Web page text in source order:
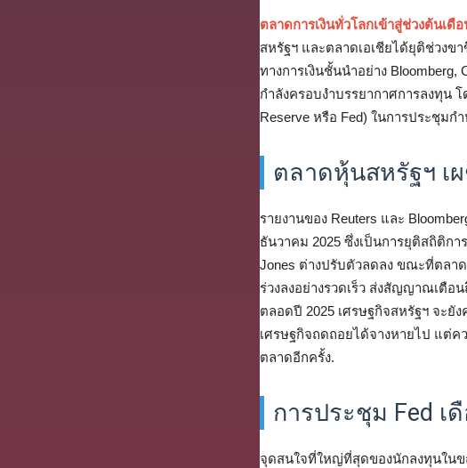
ตลาดการเงินทั่วโลกเข้าสู่ช่วงต้นเ
สหรัฐฯ และตลาดเอเชียได้ยุติช่วง
ทางการเงินชั้นนำอย่าง Bloomberg,
กำลังครอบงำบรรยากาศการลงทุน
Reserve หรือ Fed) ในการประชุมก
ตลาดหุ้นสหรัฐฯ เ
รายงานของ Reuters และ
ธันวาคม 2025 ซึ่งเป็นการยุติสถิติก
Jones ต่างปรับตัวลดลง ขณะที่ตลา
ร่วงลงอย่างรวดเร็ว ส่งสัญญาณเตือน
ตลอดปี 2025 เศรษฐกิจสหรัฐฯ จะยั
เศรษฐกิจถดถอยได้จางหายไป แต่ค
ตลาดอีกครั้ง.
การประชุม Fed เ
จุดสนใจที่ใหญ่ที่สุดของนักลงทุนในข